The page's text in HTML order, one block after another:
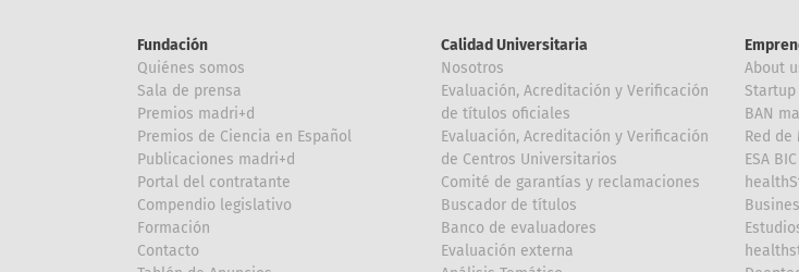
Fundación
Quiénes somos
Sala de prensa
Premios madri+d
Premios de Ciencia en Español
Publicaciones madri+d
Portal del contratante
Compendio legislativo
Formación
Contacto
Calidad Universitaria
Nosotros
Evaluación, Acreditación y Verificación
de títulos oficiales
Evaluación, Acreditación y Verificación
de Centros Universitarios
Comité de garantías y reclamaciones
Buscador de títulos
Banco de evaluadores
Evaluación externa
About
Startup
BAN
Red de
ESA